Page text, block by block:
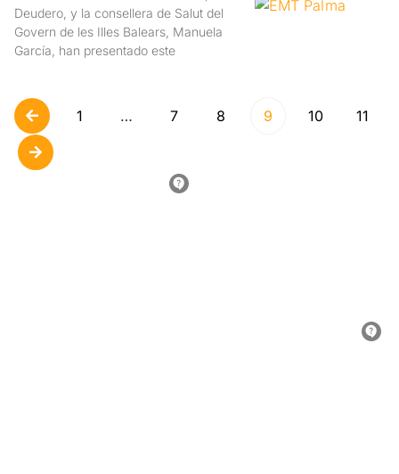
Deudero, y la consellera de Salut del
Govern de les Illes Balears, Manuela
García, han presentado este
1 … 7 8 9 10 11